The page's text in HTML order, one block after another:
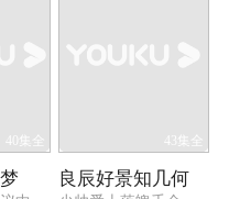
40集全 43集全
良辰好景知几何